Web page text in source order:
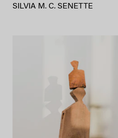
SILVIA M. C. SENETTE